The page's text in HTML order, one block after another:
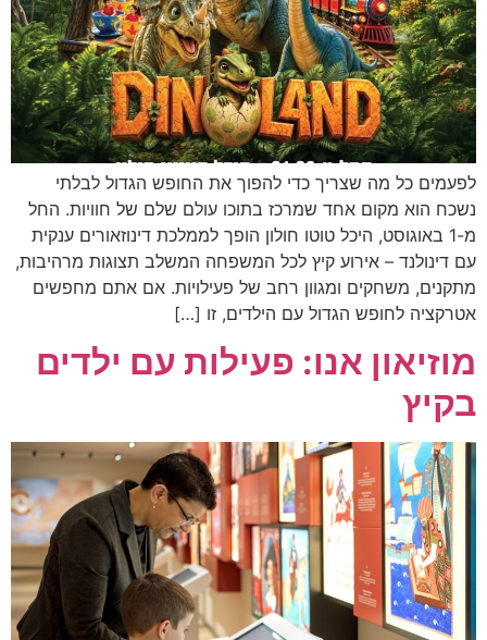
לפעמים כל מה שצריך כדי להפוך את החופש הגדול לבלתי
נשכח הוא מקום אחד שמרכז בתוכו עולם שלם של חוויות. החל
מ-1 באוגוסט, היכל טוטו חולון הופך לממלכת דינוזאורים ענקית
עם דינולנד – אירוע קיץ לכל המשפחה המשלב תצוגות מרהיבות,
מתקנים, משחקים ומגוון רחב של פעילויות. אם אתם מחפשים
אטרקציה לחופש הגדול עם הילדים, זו […]
מוזיאון אנו: פעילות עם ילדים
בקיץ